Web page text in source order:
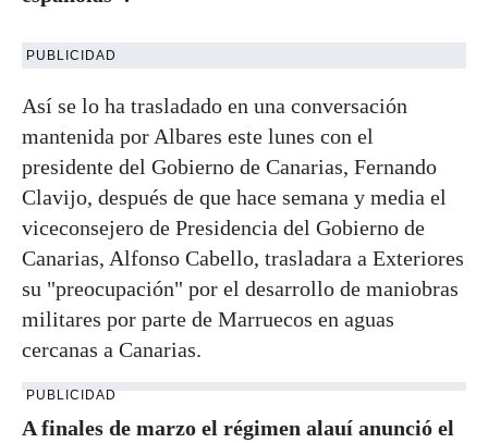
PUBLICIDAD
Así se lo ha trasladado en una conversación
mantenida por Albares este lunes con el
presidente del Gobierno de Canarias, Fernando
Clavijo, después de que hace semana y media el
viceconsejero de Presidencia del Gobierno de
Canarias, Alfonso Cabello, trasladara a Exteriores
su "preocupación" por el desarrollo de maniobras
militares por parte de Marruecos en aguas
cercanas a Canarias.
PUBLICIDAD
A finales de marzo el régimen alauí anunció el